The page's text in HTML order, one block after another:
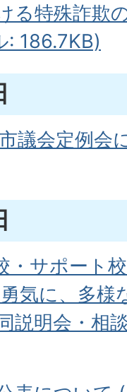
る特殊詐欺
: 186.7KB)
議会定例会
・サポート
気に、多様
説明会・相